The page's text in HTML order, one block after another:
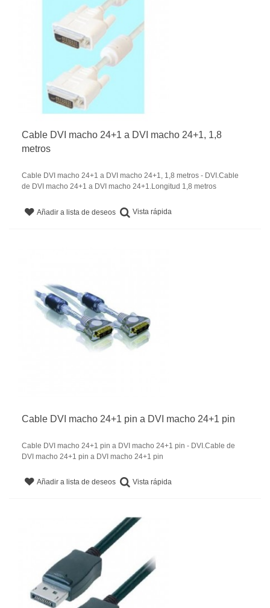
Cable DVI macho 24+1 a DVI macho 24+1, 1,8
metros
Cable DVI macho 24+1 a DVI macho 24+1, 1,8 metros - DVI.Cable
de DVI macho 24+1 a DVI macho 24+1.Longitud 1,8 metros
Añadir a lista de deseos Vista rápida
Cable DVI macho 24+1 pin a DVI macho 24+1 pin
Cable DVI macho 24+1 pin a DVI macho 24+1 pin - DVI.Cable de
DVI macho 24+1 pin a DVI macho 24+1 pin
Añadir a lista de deseos Vista rápida